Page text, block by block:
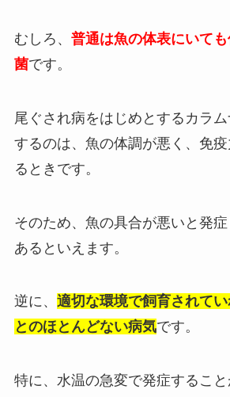
むしろ、 普通は魚の体表にいて
菌です。
尾ぐされ病をはじめとするカラ
するのは、魚の体調が悪く、免
るときです。
そのため、魚の具合が悪いと発
あるといえます。
逆に、 適切な環境で飼育されて
とのほとんどない病気です。
特に、水温の急変で発症するこ